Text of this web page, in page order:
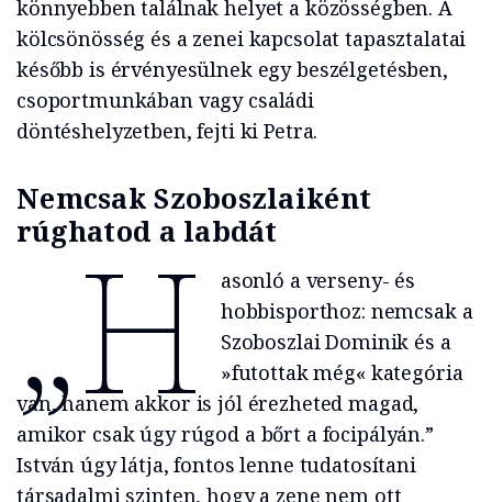
könnyebben találnak helyet a közösségben. A
kölcsönösség és a zenei kapcsolat tapasztalatai
később is érvényesülnek egy beszélgetésben,
csoportmunkában vagy családi
döntéshelyzetben, fejti ki Petra.
Nemcsak Szoboszlaiként
rúghatod a labdát
„H
asonló a verseny- és
hobbisporthoz: nemcsak a
Szoboszlai Dominik és a
»futottak még« kategória
van, hanem akkor is jól érezheted magad,
amikor csak úgy rúgod a bőrt a focipályán.”
István úgy látja, fontos lenne tudatosítani
társadalmi szinten, hogy a zene nem ott